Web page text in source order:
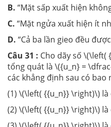
B. “Mặt sấp xuất hiện
C. “Mặt ngửa xuất hiện ít
D. “Cả ba lần gieo đều
Câu 31 : Cho dãy số \(\left(
tổng quát là \({u_n} =
các khẳng định sau có
(1) \(\left( {{u_n}} \right)\) là
(2) \(\left( {{u_n}}